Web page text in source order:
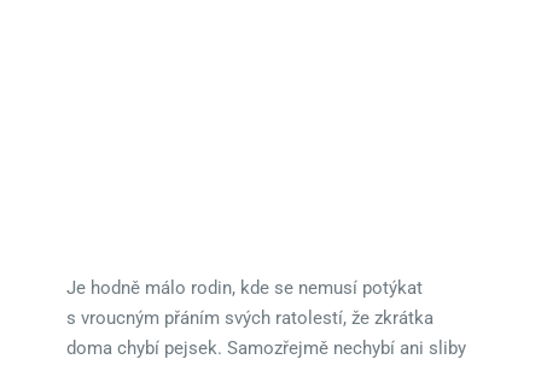
Je hodně málo rodin, kde se nemusí potýkat
s vroucným přáním svých ratolestí, že zkrátka
doma chybí pejsek. Samozřejmě nechybí ani sliby